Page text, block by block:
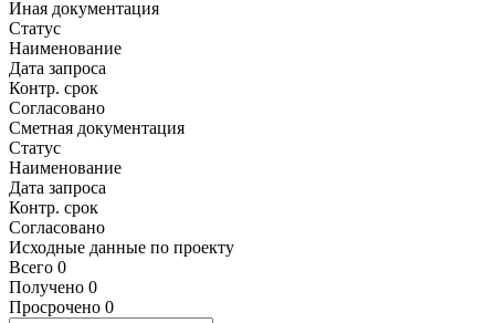
Иная документация
Статус
Наименование
Дата запроса
Контр. срок
Согласовано
Сметная документация
Статус
Наименование
Дата запроса
Контр. срок
Согласовано
Исходные данные по проекту
Всего 0
Получено 0
Просрочено 0